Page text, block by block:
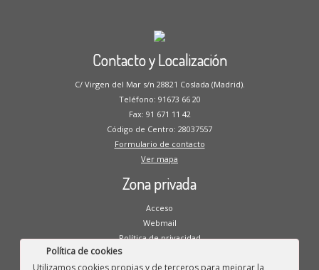
Contacto y Localización
C/ Virgen del Mar s/n 28821 Coslada (Madrid).
Teléfono: 91673 66 20
Fax: 91 671 11 42
Código de Centro: 28037557
Formulario de contacto
Ver mapa
Zona privada
Acceso
Webmail
Política de privacidad
Política de cookies
Utilizamos cookies propias y de terceros para mejorar la